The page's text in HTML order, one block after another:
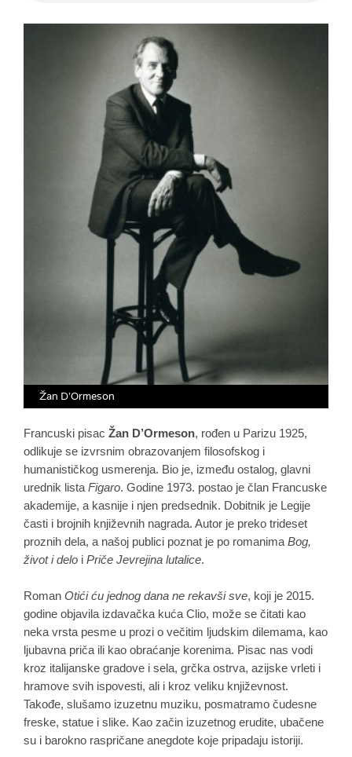
Žan D’Ormeson
Francuski pisac Žan D’Ormeson, rođen u Parizu 1925,
odlikuje se izvrsnim obrazovanjem filosofskog i
humanističkog usmerenja. Bio je, između ostalog, glavni
urednik listaFigaro. Godine 1973. postao je član Francuske
akademije, a kasnije i njen predsednik. Dobitnik je Legije
časti i brojnih književnih nagrada. Autor je preko trideset
proznih dela, a našoj publici poznat je po romanimaBog,
život i delo i Priče Jevrejina lutalice.
Roman Otići ću jednog dana ne rekavši sve, koji je 2015.
godine objavila izdavačka kuća Clio, može se čitati kao
neka vrsta pesme u prozi o večitim ljudskim dilemama, kao
ljubavna priča ili kao obraćanje korenima. Pisac nas vodi
kroz italijanske gradove i sela, grčka ostrva, azijske vrleti i
hramove svih ispovesti, ali i kroz veliku književnost.
Takođe, slušamo izuzetnu muziku, posmatramo čudesne
freske, statue i slike. Kao začin izuzetnog erudite, ubačene
su i barokno raspričane anegdote koje pripadaju istoriji.